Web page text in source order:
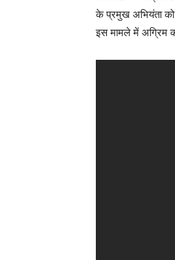
के प्रमुख अभियंता को
इस मामले में अग्रिम